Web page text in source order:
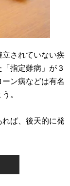
立されていない疾
指定難病」が３
ン病などは有名
。
ば、後天的に発